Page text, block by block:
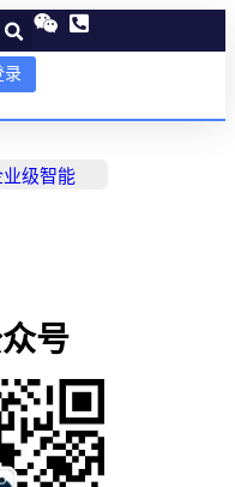
录
业级智能
号